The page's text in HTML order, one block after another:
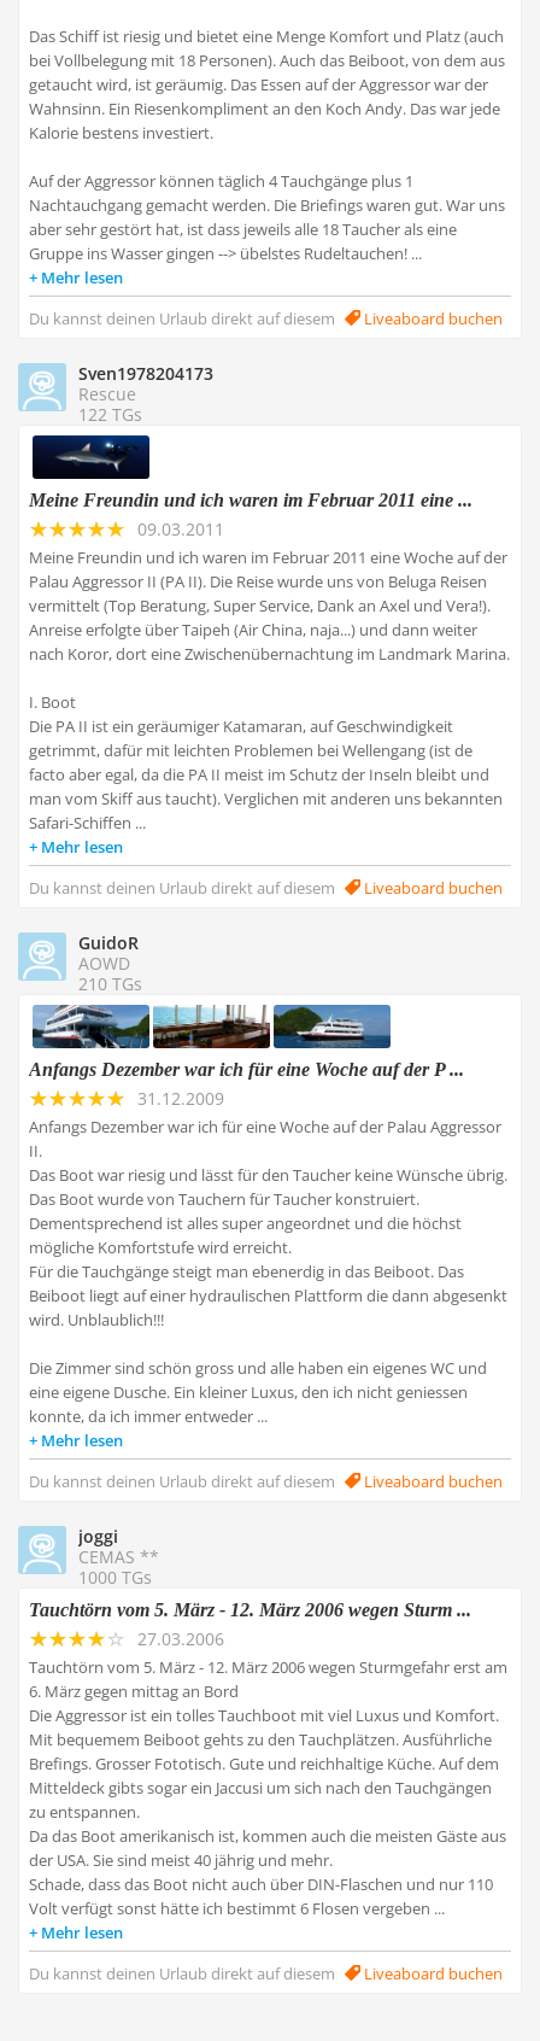
Das Schiff ist riesig und bietet eine Menge Komfort und Platz (auch
bei Vollbelegung mit 18 Personen). Auch das Beiboot, von dem aus
getaucht wird, ist geräumig. Das Essen auf der Aggressor war der
Wahnsinn. Ein Riesenkompliment an den Koch Andy. Das war jede
Kalorie bestens investiert.
Auf der Aggressor können täglich 4 Tauchgänge plus 1
Nachtauchgang gemacht werden. Die Briefings waren gut. War uns
aber sehr gestört hat, ist dass jeweils alle 18 Taucher als eine
Gruppe ins Wasser gingen --> übelstes Rudeltauchen! ...
Mehr lesen
Du kannst deinen Urlaub direkt auf diesem
Liveaboard buchen
Sven1978204173
Rescue
122 TGs
Meine Freundin und ich waren im Februar 2011 eine ...
09.03.2011
Meine Freundin und ich waren im Februar 2011 eine Woche auf der
Palau Aggressor II (PA II). Die Reise wurde uns von Beluga Reisen
vermittelt (Top Beratung, Super Service, Dank an Axel und Vera!).
Anreise erfolgte über Taipeh (Air China, naja...) und dann weiter
nach Koror, dort eine Zwischenübernachtung im Landmark Marina.
I. Boot
Die PA II ist ein geräumiger Katamaran, auf Geschwindigkeit
getrimmt, dafür mit leichten Problemen bei Wellengang (ist de
facto aber egal, da die PA II meist im Schutz der Inseln bleibt und
man vom Skiff aus taucht). Verglichen mit anderen uns bekannten
Safari-Schiffen ...
Mehr lesen
Du kannst deinen Urlaub direkt auf diesem
Liveaboard buchen
GuidoR
AOWD
210 TGs
Anfangs Dezember war ich für eine Woche auf der P ...
31.12.2009
Anfangs Dezember war ich für eine Woche auf der Palau Aggressor
II.
Das Boot war riesig und lässt für den Taucher keine Wünsche übrig.
Das Boot wurde von Tauchern für Taucher konstruiert.
Dementsprechend ist alles super angeordnet und die höchst
mögliche Komfortstufe wird erreicht.
Für die Tauchgänge steigt man ebenerdig in das Beiboot. Das
Beiboot liegt auf einer hydraulischen Plattform die dann abgesenkt
wird. Unblaublich!!!
Die Zimmer sind schön gross und alle haben ein eigenes WC und
eine eigene Dusche. Ein kleiner Luxus, den ich nicht geniessen
konnte, da ich immer entweder ...
Mehr lesen
Du kannst deinen Urlaub direkt auf diesem
Liveaboard buchen
joggi
CEMAS **
1000 TGs
Tauchtörn vom 5. März - 12. März 2006 wegen Sturm ...
27.03.2006
Tauchtörn vom 5. März - 12. März 2006 wegen Sturmgefahr erst am
6. März gegen mittag an Bord
Die Aggressor ist ein tolles Tauchboot mit viel Luxus und Komfort.
Mit bequemem Beiboot gehts zu den Tauchplätzen. Ausführliche
Brefings. Grosser Fototisch. Gute und reichhaltige Küche. Auf dem
Mitteldeck gibts sogar ein Jaccusi um sich nach den Tauchgängen
zu entspannen.
Da das Boot amerikanisch ist, kommen auch die meisten Gäste aus
der USA. Sie sind meist 40 jährig und mehr.
Schade, dass das Boot nicht auch über DIN-Flaschen und nur 110
Volt verfügt sonst hätte ich bestimmt 6 Flosen vergeben ...
Mehr lesen
Du kannst deinen Urlaub direkt auf diesem
Liveaboard buchen